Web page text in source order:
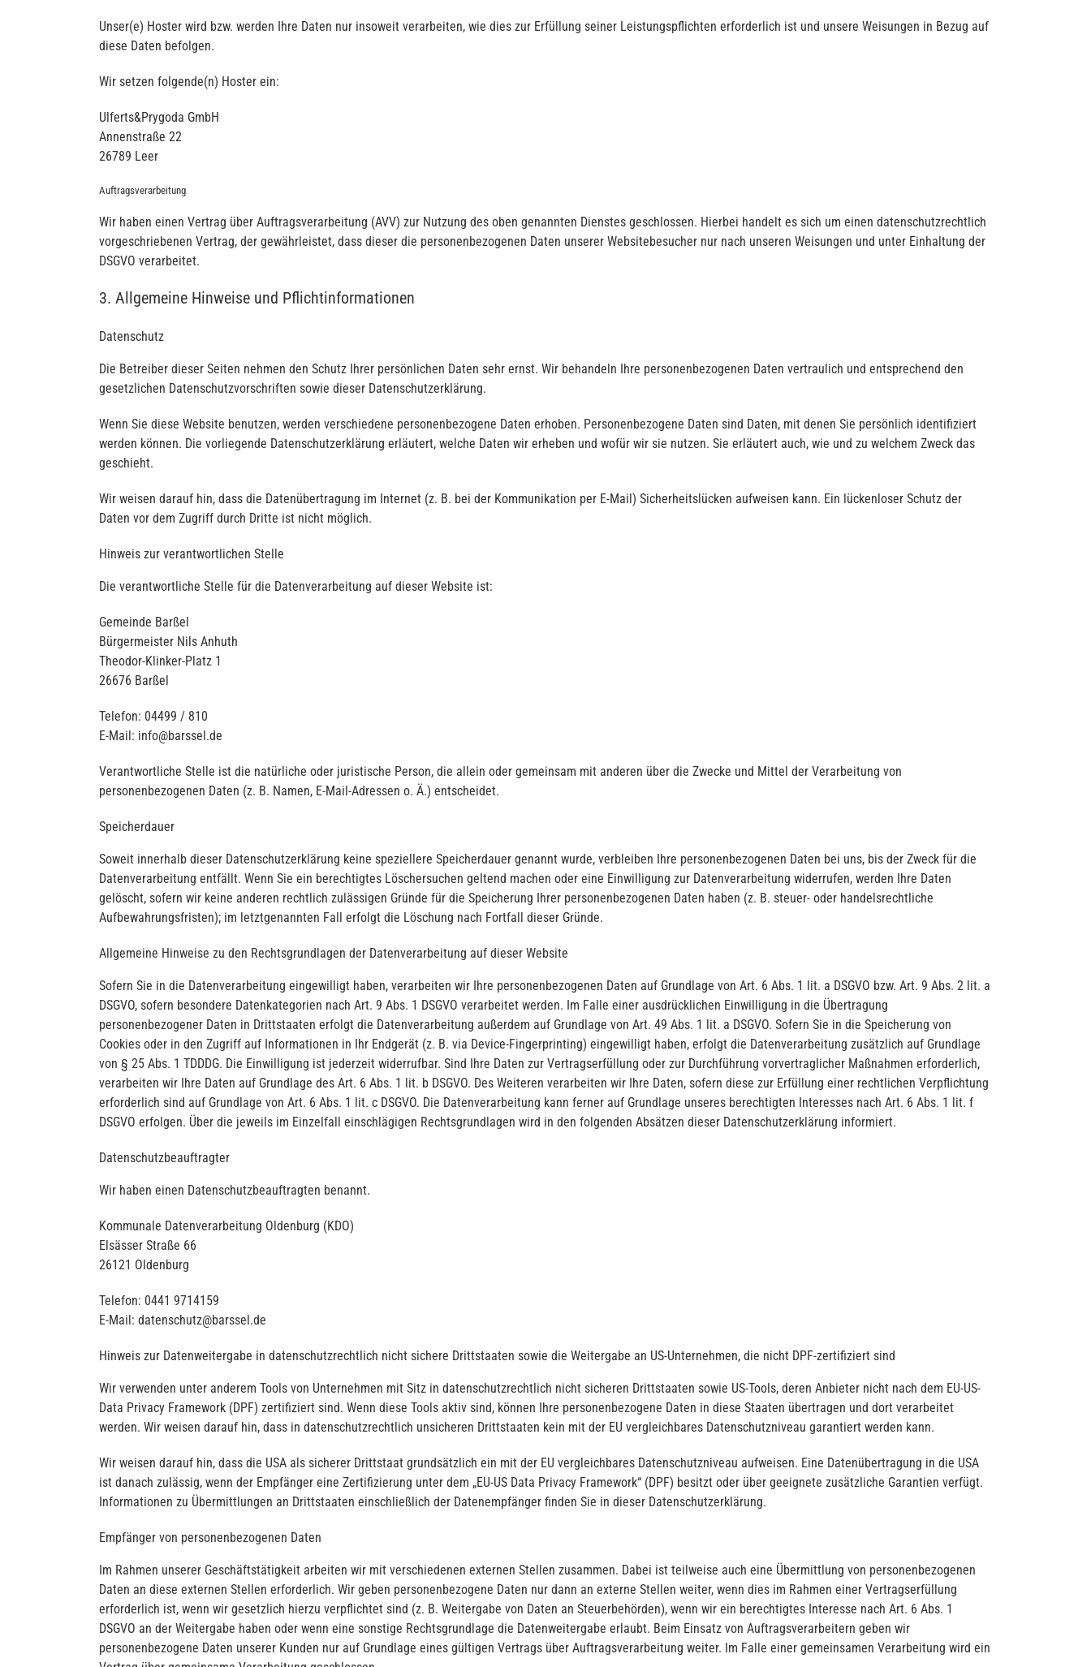
Unser(e) Hoster wird bzw. werden Ihre Daten nur insoweit verarbeiten, wie dies zur Erfüllung seiner Leistungspflichten erforderlich ist und unsere Weisungen in Bezug auf
diese Daten befolgen.
Wir setzen folgende(n) Hoster ein:
Ulferts&Prygoda GmbH
Annenstraße 22
26789 Leer
Auftragsverarbeitung
Wir haben einen Vertrag über Auftragsverarbeitung (AVV) zur Nutzung des oben genannten Dienstes geschlossen. Hierbei handelt es sich um einen datenschutzrechtlich
vorgeschriebenen Vertrag, der gewährleistet, dass dieser die personenbezogenen Daten unserer Websitebesucher nur nach unseren Weisungen und unter Einhaltung der
DSGVO verarbeitet.
3. Allgemeine Hinweise und Pflicht­informationen
Datenschutz
Die Betreiber dieser Seiten nehmen den Schutz Ihrer persönlichen Daten sehr ernst. Wir behandeln Ihre personenbezogenen Daten vertraulich und entsprechend den
gesetzlichen Datenschutzvorschriften sowie dieser Datenschutzerklärung.
Wenn Sie diese Website benutzen, werden verschiedene personenbezogene Daten erhoben. Personenbezogene Daten sind Daten, mit denen Sie persönlich identifiziert
werden können. Die vorliegende Datenschutzerklärung erläutert, welche Daten wir erheben und wofür wir sie nutzen. Sie erläutert auch, wie und zu welchem Zweck das
geschieht.
Wir weisen darauf hin, dass die Datenübertragung im Internet (z. B. bei der Kommunikation per E-Mail) Sicherheitslücken aufweisen kann. Ein lückenloser Schutz der
Daten vor dem Zugriff durch Dritte ist nicht möglich.
Hinweis zur verantwortlichen Stelle
Die verantwortliche Stelle für die Datenverarbeitung auf dieser Website ist:
Gemeinde Barßel
Bürgermeister Nils Anhuth
Theodor-Klinker-Platz 1
26676 Barßel
Telefon: 04499 / 810
E-Mail: info@barssel.de
Verantwortliche Stelle ist die natürliche oder juristische Person, die allein oder gemeinsam mit anderen über die Zwecke und Mittel der Verarbeitung von
personenbezogenen Daten (z. B. Namen, E-Mail-Adressen o. Ä.) entscheidet.
Speicherdauer
Soweit innerhalb dieser Datenschutzerklärung keine speziellere Speicherdauer genannt wurde, verbleiben Ihre personenbezogenen Daten bei uns, bis der Zweck für die
Datenverarbeitung entfällt. Wenn Sie ein berechtigtes Löschersuchen geltend machen oder eine Einwilligung zur Datenverarbeitung widerrufen, werden Ihre Daten
gelöscht, sofern wir keine anderen rechtlich zulässigen Gründe für die Speicherung Ihrer personenbezogenen Daten haben (z. B. steuer- oder handelsrechtliche
Aufbewahrungsfristen); im letztgenannten Fall erfolgt die Löschung nach Fortfall dieser Gründe.
Allgemeine Hinweise zu den Rechtsgrundlagen der Datenverarbeitung auf dieser Website
Sofern Sie in die Datenverarbeitung eingewilligt haben, verarbeiten wir Ihre personenbezogenen Daten auf Grundlage von Art. 6 Abs. 1 lit. a DSGVO bzw. Art. 9 Abs. 2 lit. a
DSGVO, sofern besondere Datenkategorien nach Art. 9 Abs. 1 DSGVO verarbeitet werden. Im Falle einer ausdrücklichen Einwilligung in die Übertragung
personenbezogener Daten in Drittstaaten erfolgt die Datenverarbeitung außerdem auf Grundlage von Art. 49 Abs. 1 lit. a DSGVO. Sofern Sie in die Speicherung von
Cookies oder in den Zugriff auf Informationen in Ihr Endgerät (z. B. via Device-Fingerprinting) eingewilligt haben, erfolgt die Datenverarbeitung zusätzlich auf Grundlage
von § 25 Abs. 1 TDDDG. Die Einwilligung ist jederzeit widerrufbar. Sind Ihre Daten zur Vertragserfüllung oder zur Durchführung vorvertraglicher Maßnahmen erforderlich,
verarbeiten wir Ihre Daten auf Grundlage des Art. 6 Abs. 1 lit. b DSGVO. Des Weiteren verarbeiten wir Ihre Daten, sofern diese zur Erfüllung einer rechtlichen Verpflichtung
erforderlich sind auf Grundlage von Art. 6 Abs. 1 lit. c DSGVO. Die Datenverarbeitung kann ferner auf Grundlage unseres berechtigten Interesses nach Art. 6 Abs. 1 lit. f
DSGVO erfolgen. Über die jeweils im Einzelfall einschlägigen Rechtsgrundlagen wird in den folgenden Absätzen dieser Datenschutzerklärung informiert.
Datenschutz­beauftragter
Wir haben einen Datenschutzbeauftragten benannt.
Kommunale Datenverarbeitung Oldenburg (KDO)
Elsässer Straße 66
26121 Oldenburg
Telefon: 0441 9714159
E-Mail: datenschutz@barssel.de
Hinweis zur Datenweitergabe in datenschutzrechtlich nicht sichere Drittstaaten sowie die Weitergabe an US-Unternehmen, die nicht DPF-zertifiziert sind
Wir verwenden unter anderem Tools von Unternehmen mit Sitz in datenschutzrechtlich nicht sicheren Drittstaaten sowie US-Tools, deren Anbieter nicht nach dem EU-US-
Data Privacy Framework (DPF) zertifiziert sind. Wenn diese Tools aktiv sind, können Ihre personenbezogene Daten in diese Staaten übertragen und dort verarbeitet
werden. Wir weisen darauf hin, dass in datenschutzrechtlich unsicheren Drittstaaten kein mit der EU vergleichbares Datenschutzniveau garantiert werden kann.
Wir weisen darauf hin, dass die USA als sicherer Drittstaat grundsätzlich ein mit der EU vergleichbares Datenschutzniveau aufweisen. Eine Datenübertragung in die USA
ist danach zulässig, wenn der Empfänger eine Zertifizierung unter dem „EU-US Data Privacy Framework“ (DPF) besitzt oder über geeignete zusätzliche Garantien verfügt.
Informationen zu Übermittlungen an Drittstaaten einschließlich der Datenempfänger finden Sie in dieser Datenschutzerklärung.
Empfänger von personenbezogenen Daten
Im Rahmen unserer Geschäftstätigkeit arbeiten wir mit verschiedenen externen Stellen zusammen. Dabei ist teilweise auch eine Übermittlung von personenbezogenen
Daten an diese externen Stellen erforderlich. Wir geben personenbezogene Daten nur dann an externe Stellen weiter, wenn dies im Rahmen einer Vertragserfüllung
erforderlich ist, wenn wir gesetzlich hierzu verpflichtet sind (z. B. Weitergabe von Daten an Steuerbehörden), wenn wir ein berechtigtes Interesse nach Art. 6 Abs. 1
DSGVO an der Weitergabe haben oder wenn eine sonstige Rechtsgrundlage die Datenweitergabe erlaubt. Beim Einsatz von Auftragsverarbeitern geben wir
personenbezogene Daten unserer Kunden nur auf Grundlage eines gültigen Vertrags über Auftragsverarbeitung weiter. Im Falle einer gemeinsamen Verarbeitung wird ein